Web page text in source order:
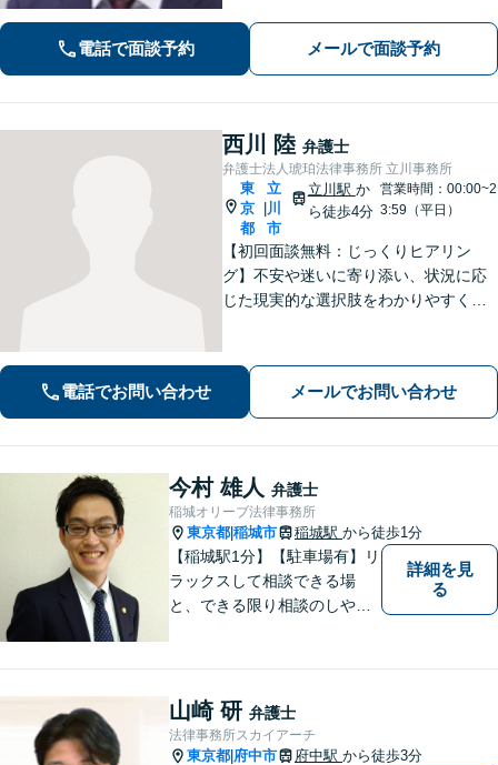
ます。しっかりと状況をお聞きしま
す。社会的に弱い立場にある方の味方
です。お早めにご相談ください。
電話で面談予約 メールで面談予約
西川 陸 弁護士
弁護士法人琥珀法律事務所 立川事務所
東
京
都
立
川
市
立川駅 か
ら徒歩4分
営業時間：00:00~2
3:59（平日）
【初回面談無料：じっくりヒアリン
グ】不安や迷いに寄り添い、状況に応
じた現実的な選択肢をわかりやすくご
対応】【電話・オンライン面談可】
電話でお問い合わせ メールでお問い合わせ
今村 雄人 弁護士
稲城オリーブ法律事務所
東京都 稲城市 稲城駅 から徒歩1分
【稲城駅1分】【駐車場有】リ
ラックスして相談できる場
と、できる限り相談のしやす
ください。 ご相談・ご依頼い
ただいた際には、精一杯サポ
ートいたします。
詳細を見
る
山崎 研 弁護士
法律事務所スカイアーチ
東京都 府中市 府中駅 から徒歩3分